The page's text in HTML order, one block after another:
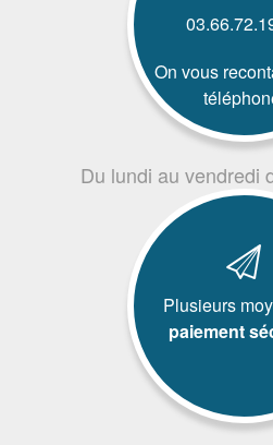
On vous
Du lundi au vendredi
Plusieurs
paiement